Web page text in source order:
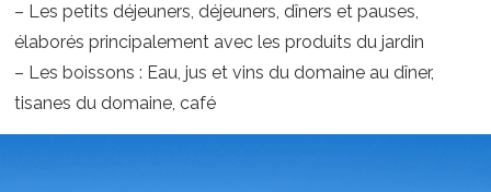
– Les petits déjeuners, déjeuners, dîners et pauses,
élaborés principalement avec les produits du jardin
– Les boissons : Eau, jus et vins du domaine au dîner,
tisanes du domaine, café